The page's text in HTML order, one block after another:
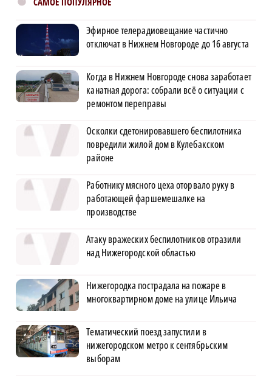
Эфирное телерадиовещание частично
отключат в Нижнем Новгороде до 16 августа
Когда в Нижнем Новгороде снова заработает
канатная дорога: собрали всё о ситуации с
ремонтом переправы
Осколки сдетонировавшего беспилотника
повредили жилой дом в Кулебакском
районе
Работнику мясного цеха оторвало руку в
работающей фаршемешалке на
производстве
Атаку вражеских беспилотников отразили
над Нижегородской областью
Нижегородка пострадала на пожаре в
многоквартирном доме на улице Ильича
Тематический поезд запустили в
нижегородском метро к сентябрьским
выборам